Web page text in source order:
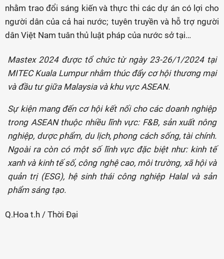
nhằm trao đổi sáng kiến và thực thi các dự án có lợi cho
người dân của cả hai nước; tuyên truyền và hỗ trợ người
dân Việt Nam tuân thủ luật pháp của nước sở tại…
Mastex 2024 được tổ chức từ ngày 23-26/1/2024 tại
MITEC Kuala Lumpur nhằm thúc đẩy cơ hội thương mại
và đầu tư giữa Malaysia và khu vực ASEAN.
Sự kiện mang đến cơ hội kết nối cho các doanh nghiệp
trong ASEAN thuộc nhiều lĩnh vực: F&B, sản xuất nông
nghiệp, dược phẩm, du lịch, phong cách sống, tài chính.
Ngoài ra còn có một số lĩnh vực đặc biệt như: kinh tế
xanh và kinh tế số, công nghệ cao, môi trường, xã hội và
quản trị (ESG), hệ sinh thái công nghiệp Halal và sản
phẩm sáng tạo.
Q.Hoa t.h / Thời Đại